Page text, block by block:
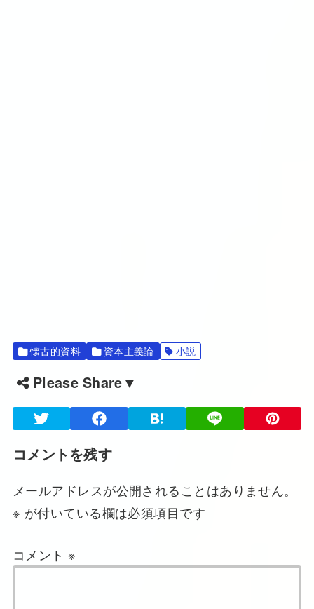
懐古的資料 資本主義論 小説
Please Share▼
コメントを残す
メールアドレスが公開されることはありません。
※ が付いている欄は必須項目です
コメント ※